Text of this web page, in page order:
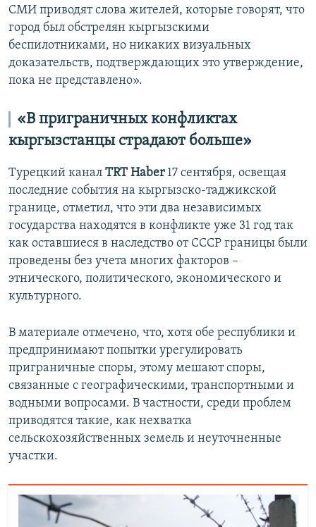
СМИ приводят слова жителей, которые говорят, что
город был обстрелян кыргызскими
беспилотниками, но никаких визуальных
доказательств, подтверждающих это утверждение,
пока не представлено».
«В приграничных конфликтах
кыргызстанцы страдают больше»
Турецкий канал TRT Haber17 сентября, освещая
последние события на кыргызско-таджикской
границе, отметил, что эти два независимых
государства находятся в конфликте уже 31 год так
как оставшиеся в наследство от СССР границы были
проведены без учета многих факторов –
этнического, политического, экономического и
культурного.
В материале отмечено, что, хотя обе республики и
предпринимают попытки урегулировать
приграничные споры, этому мешают споры,
связанные с географическими, транспортными и
водными вопросами. В частности, среди проблем
приводятся такие, как нехватка
сельскохозяйственных земель и неуточненные
участки.